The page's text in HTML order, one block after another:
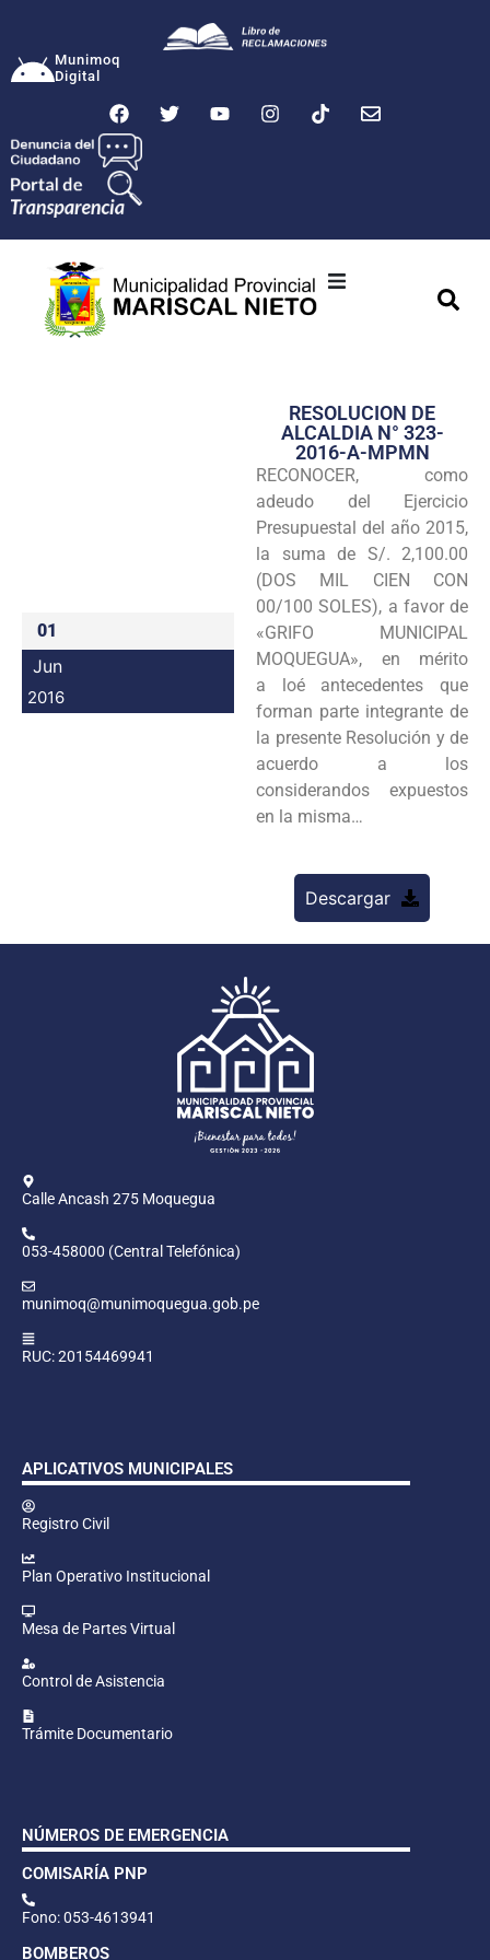
Munimoq
Digital
Transparencia
Seguridad
Programas
Intranet
01
Jun
2016
RESOLUCION DE
ALCALDIA N° 323-
2016-A-MPMN
RECONOCER, como
adeudo del Ejercicio
Presupuestal del año 2015,
la suma de S/. 2,100.00
(DOS MIL CIEN CON
00/100 SOLES), a favor de
«GRIFO MUNICIPAL
MOQUEGUA», en mérito
a loé antecedentes que
forman parte integrante de
la presente Resolución y de
acuerdo a los
considerandos expuestos
en la misma…
Descargar
Calle Ancash 275 Moquegua
053-458000 (Central Telefónica)
munimoq@munimoquegua.gob.pe
RUC: 20154469941
APLICATIVOS MUNICIPALES
Registro Civil
Plan Operativo Institucional
Mesa de Partes Virtual
Control de Asistencia
Trámite Documentario
NÚMEROS DE EMERGENCIA
COMISARÍA PNP
Fono: 053-4613941
BOMBEROS